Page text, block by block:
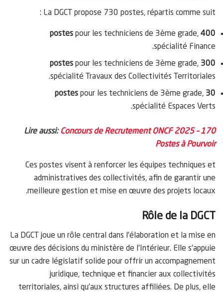
La DGCT propose 730 postes, répartis comme suit :
400 postes
pour les techniciens de 3ème grade,
spécialité Finance.
300 postes
pour les techniciens de 3ème grade,
spécialité Travaux des Collectivités Territoriales.
30 postes
pour les techniciens de 3ème grade,
spécialité Espaces Verts.
Lire aussi: Concours de Recrutement ONCF 2025 – 170
Postes à Pourvoir
Ces postes visent à renforcer les équipes techniques et
administratives des collectivités, afin de garantir une
meilleure gestion et mise en œuvre des projets locaux.
Rôle de la DGCT
La DGCT joue un rôle central dans l’élaboration et la mise en
œuvre des décisions du ministère de l’Intérieur. Elle s’appuie
sur un cadre législatif solide pour offrir un accompagnement
juridique, technique et financier aux collectivités
territoriales, ainsi qu’aux structures affiliées. De plus, elle